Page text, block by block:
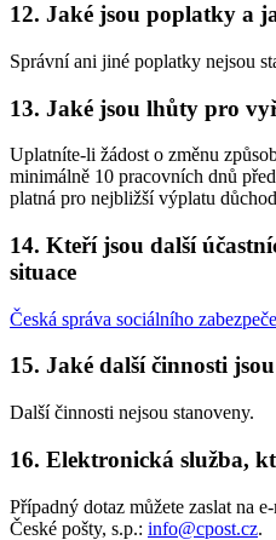
12. Jaké jsou poplatky a
Správní ani jiné poplatky nejsou
13. Jaké jsou lhůty pro
Uplatníte-li žádost o změnu
minimálně 10 pracovních dnů
platná pro nejbližší výplatu
14. Kteří jsou další
situace
Česká správa sociálního
15. Jaké další činnosti
Další činnosti nejsou stanoveny.
16. Elektronická služba,
Případný dotaz můžete zaslat na
České pošty, s.p.: info@cpost.cz.